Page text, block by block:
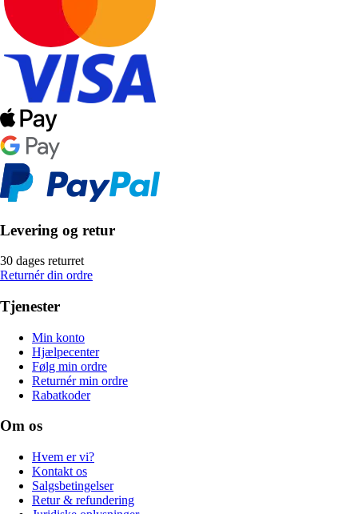
Levering og retur
30 dages returret
Returnér din ordre
Tjenester
Min konto
Hjælpecenter
Følg min ordre
Returnér min ordre
Rabatkoder
Om os
Hvem er vi?
Kontakt os
Salgsbetingelser
Retur & refundering